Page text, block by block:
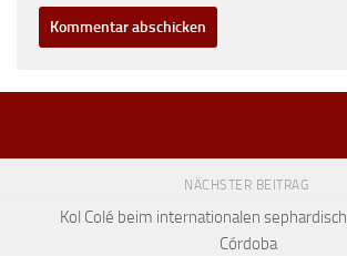
NÄCHSTER BEITRAG
Kol Colé beim internationalen
Córdoba